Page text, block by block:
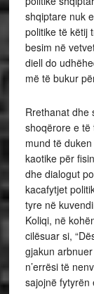
shqiptare nuk
politike të këtij
besim në
diell do
më të bukur
Rrethanat dhe
shoqërore e të
mund të
kaotike për
dhe dialogut
kacafytjet
tyre në
Koliqi, në
cilësuar si,
gjakun
n’errësi të
sajojnë fytyrën